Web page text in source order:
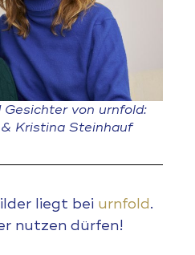
Gesichter von urnfold:
Kristina Steinhauf
liegt bei urnfold.
nutzen dürfen!